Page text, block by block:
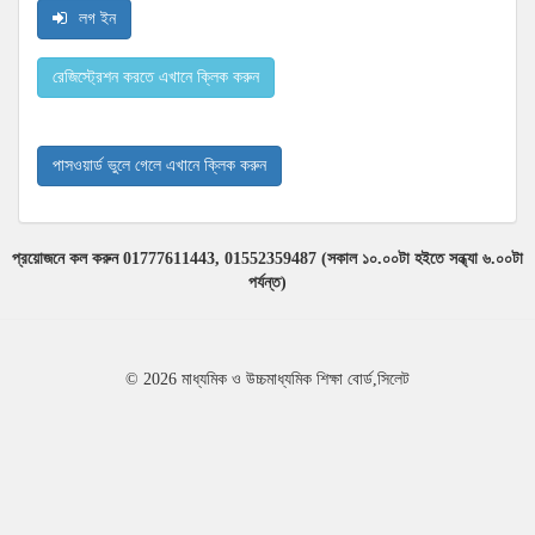
লগ ইন
রেজিস্ট্রেশন করতে এখানে ক্লিক করুন
পাসওয়ার্ড ভুলে গেলে এখানে ক্লিক করুন
প্রয়োজনে কল করুন 01777611443, 01552359487 (সকাল ১০.০০টা হইতে সন্ধ্যা ৬.০০টা
পর্যন্ত)
© 2026 মাধ্যমিক ও উচ্চমাধ্যমিক শিক্ষা বোর্ড,সিলেট